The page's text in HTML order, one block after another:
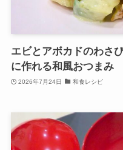
エビとアボカドのわさ
に作れる和風おつまみ
2026年7月24日 和食レシピ